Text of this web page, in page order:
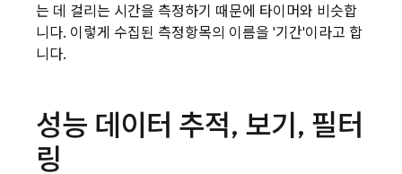
는 데 걸리는 시간을 측정하기 때문에 타이머와 비슷합
니다. 이렇게 수집된 측정항목의 이름을 '기간'이라고 합
니다.
성능 데이터 추적, 보기 , 필터
링